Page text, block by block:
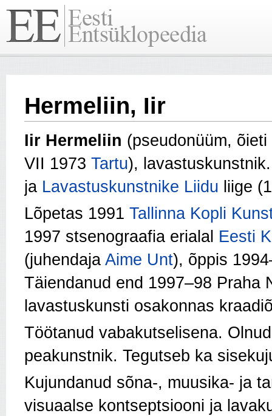
Hermeliin, Iir
Iir Hermeliin (pseudonüüm,
VII 1973 Tartu),
ja Lavastuskunstnike Liidu liige
Lõpetas 1991 Tallinna Kopli
1997 stsenograafia erialal Eesti
(juhendaja Aime Unt), õppis
Täiendanud end 1997–98 Praha
lavastuskunsti osakonnas
Töötanud vabakutselisena.
peakunstnik. Tegutseb ka
Kujundanud sõna-, muusika- ja
visuaalse kontseptsiooni ja